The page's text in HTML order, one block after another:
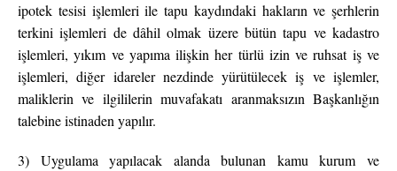
ipotek tesisi işlemleri ile tapu kaydındaki hakların ve şerhlerin
terkini işlemleri de dâhil olmak üzere bütün tapu ve kadastro
işlemleri, yıkım ve yapıma ilişkin her türlü izin ve ruhsat iş ve
işlemleri, diğer idareler nezdinde yürütülecek iş ve işlemler,
maliklerin ve ilgililerin muvafakatı aranmaksızın Başkanlığın
talebine istinaden yapılır.
3) Uygulama yapılacak alanda bulunan kamu kurum ve